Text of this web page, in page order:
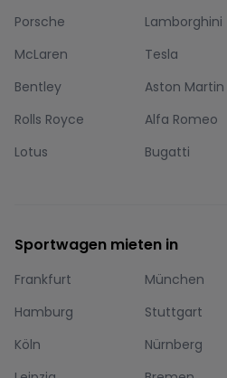
Porsche
Lamborghini
McLaren
Tesla
Bentley
Aston Martin
Rolls Royce
Alfa Romeo
Lotus
Bugatti
Sportwagen mieten in
Frankfurt München
Hamburg
Stuttgart
Köln
Nürnberg